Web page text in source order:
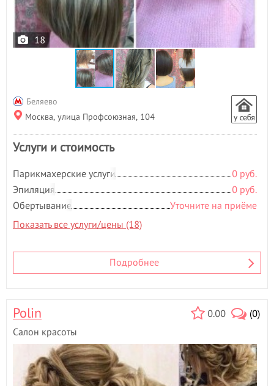
Татуаж
Увеличение губ - 2
Фитнесс массаж- 2
Чистка лица
Эпиляция
18
Беляево
Москва, улица Профсоюзная, 104
Услуги и стоимость
Парикмахерские услуги
0 руб.
Эпиляция
0 руб.
Обертывание
Уточните на приёме
Показать все услуги/цены (18)
Подробнее
0.00 (0)
Polin
Салон красоты